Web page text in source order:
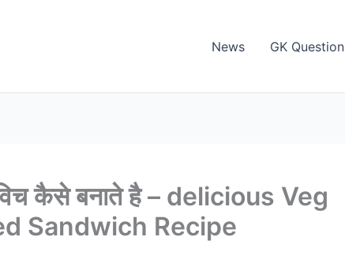
News GK Question
कैसे बनाते है – delicious Veg
Sandwich Recipe